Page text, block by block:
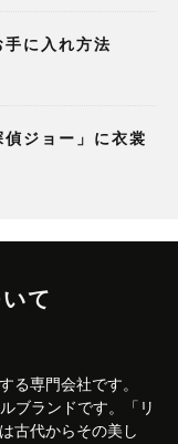
に入れ方法
ジョー」に衣裳
て
る専門会社です。
ブランドです。「リ
古代からその美し